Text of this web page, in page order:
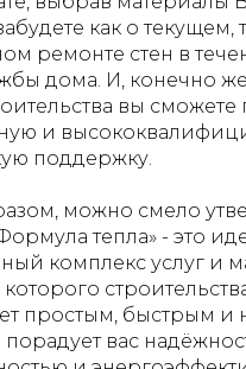
как о текущем,
ремонте стен в
дома. И, конечно
вы сможете
и
поддержку.
можно смело
тепла» - это
комплекс услуг и
простым, быстрым и
вас